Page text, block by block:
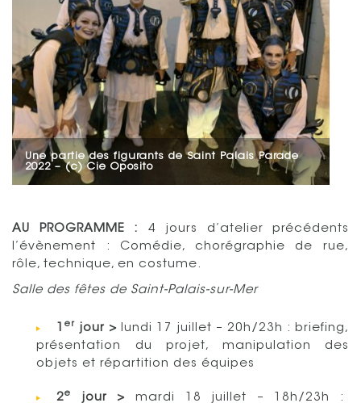
Une partie des figurants de Saint Palais Parade
2022 – (c) Cie Oposito
AU PROGRAMME : 4 jours d’atelier précédents
l’évènement : Comédie, chorégraphie de rue,
rôle, technique, en costume.
Salle des fêtes de Saint-Palais-sur-Mer
1 er jour > lundi 17 juillet – 20h/23h : briefing,
présentation du projet, manipulation des
objets et répartition des équipes
2e jour > mardi 18 juillet – 18h/23h :